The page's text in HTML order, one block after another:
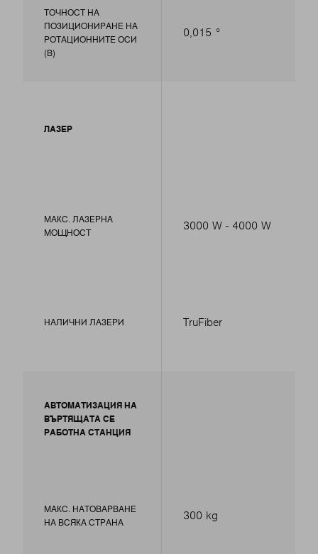
ТОЧНОСТ НА
ПОЗИЦИОНИРАНЕ НА
РОТАЦИОННИТЕ ОСИ
(B)
ЛАЗЕР
МАКС. ЛАЗЕРНА
МОЩНОСТ
НАЛИЧНИ ЛАЗЕРИ
АВТОМАТИЗАЦИЯ НА
ВЪРТЯЩАТА СЕ
РАБОТНА СТАНЦИЯ
МАКС. НАТОВАРВАНЕ
НА ВСЯКА СТРАНА
0,015 °
3000 W - 4000 W
TruFiber
300 kg